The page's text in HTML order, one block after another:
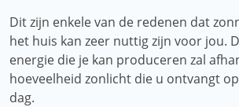
Dit zijn enkele van de redenen dat
het huis kan zeer nuttig zijn voor jou.
energie die je kan produceren zal
hoeveelheid zonlicht die u ontvangt
dag.